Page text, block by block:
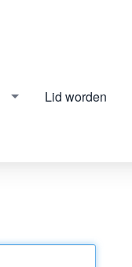
Lid worden